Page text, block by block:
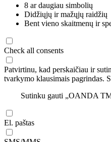
8 ar daugiau simbolių
Didžiųjų ir mažųjų raidžių
Bent vieno skaitmenų ir
Check all consents
Patvirtinu, kad perskaičiau ir
tvarkymo klausimais pagrindas.
Sutinku gauti „OANDA
El. paštas